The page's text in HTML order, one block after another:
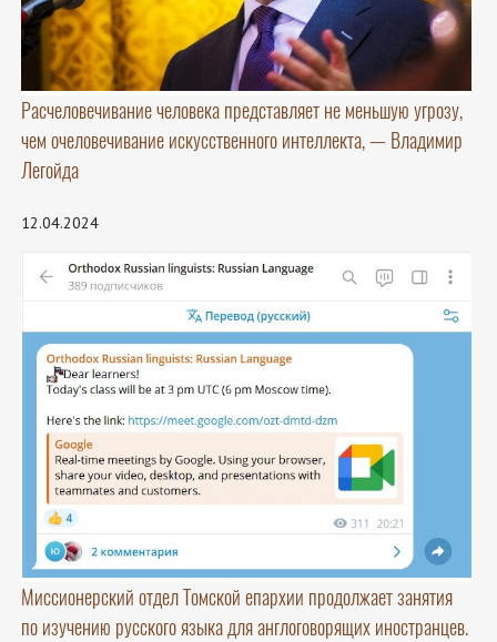
Расчеловечивание человека представляет не меньшую угрозу,
чем очеловечивание искусственного интеллекта, — Владимир
Легойда
12.04.2024
Миссионерский отдел Томской епархии продолжает занятия
по изучению русского языка для англоговорящих иностранцев.